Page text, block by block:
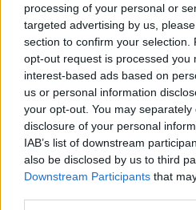
processing of your personal or
targeted advertising by us,
section to confirm your selection.
opt-out request is processed you
interest-based ads based on
us or personal information
your opt-out. You may
disclosure of your personal
IAB’s list of downstream
also be disclosed by us to third
Downstream Participants that
Valami nagyon furcsa
Egyetem mérnökei
Tizenöt kilós repülő robotpókot
hiányában repülni "tanították" meg.
Campus life
Eduline
Nemzetközi versenyen